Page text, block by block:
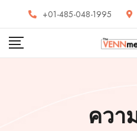
content
+01-485-048-1995
ควา